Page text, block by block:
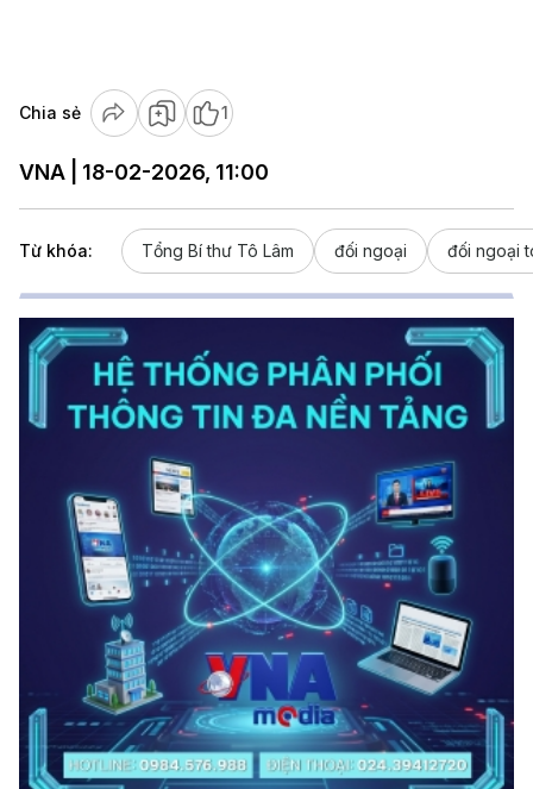
Chia sẻ 1
VNA | 18-02-2026, 11:00
Từ khóa: Tổng Bí thư Tô Lâm đối ngoại đối ngoại